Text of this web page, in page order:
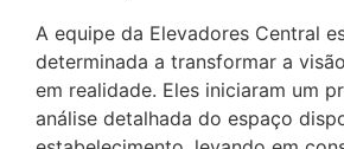
A equipe da Elevadores Central
determinada a transformar a
em realidade. Eles iniciaram um
análise detalhada do espaço